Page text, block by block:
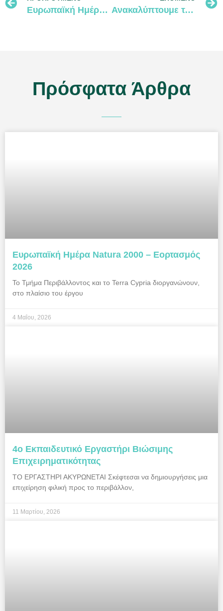
Ευρωπαϊκή Ημέρα Natura 2000 – Εορτασμός 2025 Ανακαλύπτουμε τα «Τεισιά της Μαδαρής»
Πρόσφατα Άρθρα
Ευρωπαϊκή Ημέρα Natura 2000 – Εορτασμός
2026
Το Τμήμα Περιβάλλοντος και το Terra Cypria διοργανώνουν,
στο πλαίσιο του έργου
4 Μαΐου, 2026
4ο Εκπαιδευτικό Εργαστήρι Βιώσιμης
Επιχειρηματικότητας
ΤΟ ΕΡΓΑΣΤΗΡΙ ΑΚΥΡΩΝΕΤΑΙ Σκέφτεσαι να δημιουργήσεις μια
επιχείρηση φιλική προς το περιβάλλον,
11 Μαρτίου, 2026